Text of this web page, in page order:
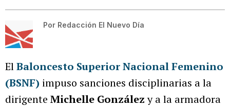
Por Redacción El Nuevo Día
ElBaloncesto Superior Nacional Femenino
(BSNF) impuso sanciones disciplinarias a la
dirigente Michelle Gonzálezy a la armadora